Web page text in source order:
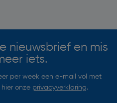
nieuwsbrief en mis
iets.
per week een e-mail vol met
onze privacyverklaring.